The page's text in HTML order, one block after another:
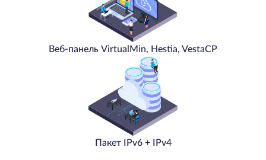
Веб-панель VirtualMin, Hestia, VestaCP
Пакет IPv6 + IPv4